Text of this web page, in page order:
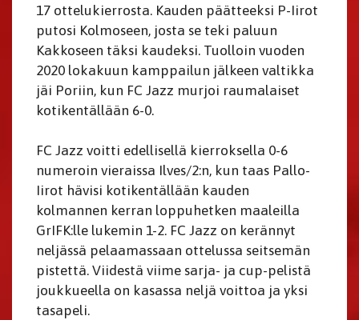
17 ottelukierrosta. Kauden päätteeksi P-Iirot
putosi Kolmoseen, josta se teki paluun
Kakkoseen täksi kaudeksi. Tuolloin vuoden
2020 lokakuun kamppailun jälkeen valtikka
jäi Poriin, kun FC Jazz murjoi raumalaiset
kotikentällään 6-0.
FC Jazz voitti edellisellä kierroksella 0-6
numeroin vieraissa Ilves/2:n, kun taas Pallo-
Iirot hävisi kotikentällään kauden
kolmannen kerran loppuhetken maaleilla
GrIFK:lle lukemin 1-2. FC Jazz on kerännyt
neljässä pelaamassaan ottelussa seitsemän
pistettä. Viidestä viime sarja- ja cup-pelistä
joukkueella on kasassa neljä voittoa ja yksi
tasapeli.